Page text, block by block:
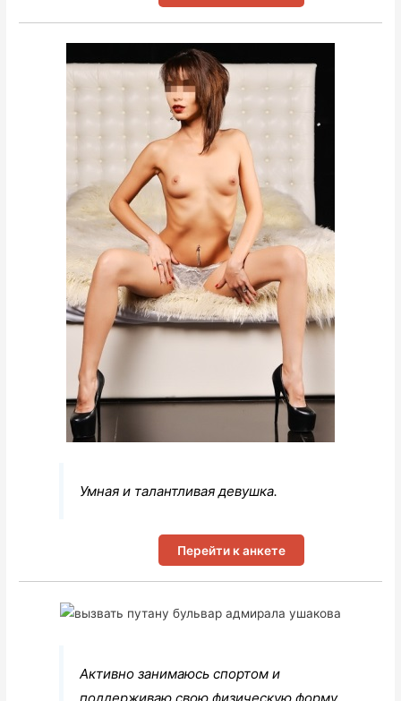
Умная и талантливая девушка.
Перейти к анкете
Активно занимаюсь спортом и
поддерживаю свою физическую форму.